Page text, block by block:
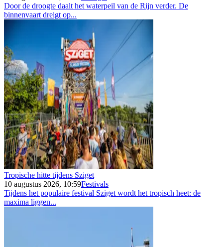
Door de droogte daalt het waterpeil van de Rijn verder. De
binnenvaart dreigt op...
Tropische hitte tijdens Sziget
10 augustus 2026, 10:59Festivals
Tijdens het populaire festival Sziget wordt het tropisch heet: de
maxima liggen...